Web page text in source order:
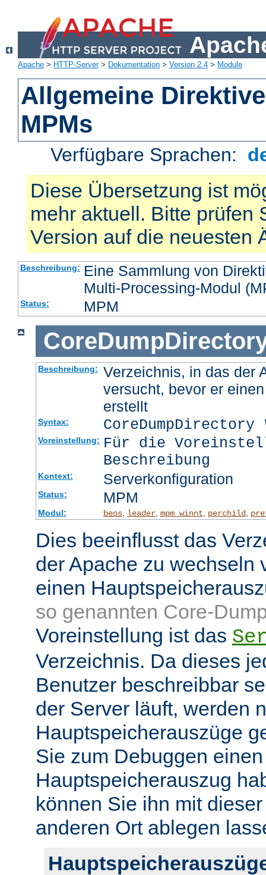
Apache > HTTP-Server> Dokumentation > Version 2.4 > Module
Allgemeine
MPMs
Verfügbare Sprachen:
Diese Übersetzung ist
mehr aktuell. Bitte prüfen
Version auf die neuesten
Beschreibung: Eine Sammlung von
Multi-Processing-Modul
Status: MPM
Beschreibung:
Verzeichnis, in das der
versucht, bevor er
erstellt
Syntax: CoreDumpDirectory
Voreinstellung: Für die
Beschreibung
Kontext: Serverkonfiguration
Status: MPM
Modul: beos, leader, mpm_winnt perchild,
Dies beeinflusst das
der Apache zu wechseln
einen
so genannten Core-
Voreinstellung ist das
Verzeichnis. Da dieses
Benutzer beschreibbar
der Server läuft, werden
Hauptspeicherauszüge
Sie zum Debuggen einen
Hauptspeicherauszug
können Sie ihn mit
anderen Ort ablegen